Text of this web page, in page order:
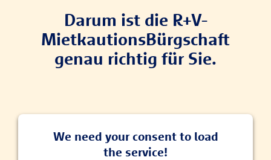
Darum ist die R+V-
MietkautionsBürgschaft
genau richtig für Sie.
We need your consent to load
the service!